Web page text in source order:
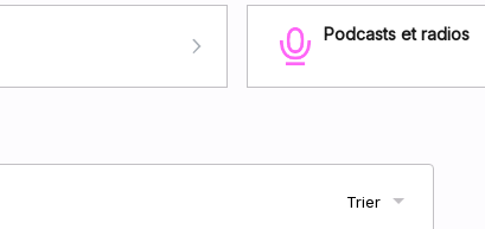
Podcasts et radios
Trier